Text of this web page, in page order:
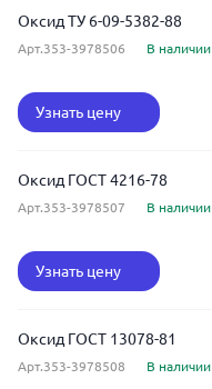
Оксид ТУ 6-09-5382-88
Арт.353-3978506 В наличии
Узнать цену
Оксид ГОСТ 4216-78
Арт.353-3978507 В наличии
Узнать цену
Оксид ГОСТ 13078-81
Арт.353-3978508 В наличии